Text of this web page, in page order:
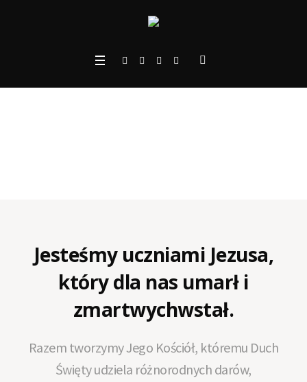
Jesteśmy uczniami Jezusa,
który dla nas umarł i
zmartwychwstał.
Razem tworzymy Jego Kościół, któremu Duch
Święty udziela różnorodnych darów,